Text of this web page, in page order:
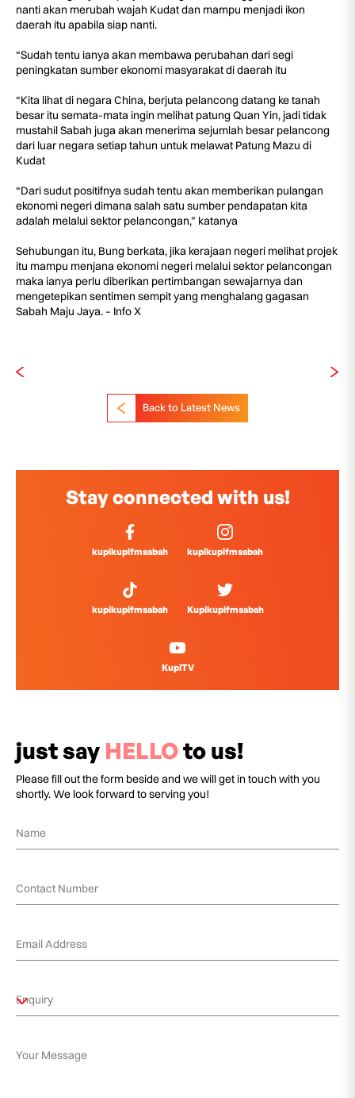
nanti akan merubah wajah Kudat dan mampu menjadi ikon
daerah itu apabila siap nanti.
“Sudah tentu ianya akan membawa perubahan dari segi
peningkatan sumber ekonomi masyarakat di daerah itu
“Kita lihat di negara China, berjuta pelancong datang ke tanah
besar itu semata-mata ingin melihat patung Quan Yin, jadi tidak
mustahil Sabah juga akan menerima sejumlah besar pelancong
dari luar negara setiap tahun untuk melawat Patung Mazu di
Kudat
“Dari sudut positifnya sudah tentu akan memberikan pulangan
ekonomi negeri dimana salah satu sumber pendapatan kita
adalah melalui sektor pelancongan,” katanya
Sehubungan itu, Bung berkata, jika kerajaan negeri melihat projek
itu mampu menjana ekonomi negeri melalui sektor pelancongan
maka ianya perlu diberikan pertimbangan sewajarnya dan
mengetepikan sentimen sempit yang menghalang gagasan
Sabah Maju Jaya. – Info X
Back to Latest News
Stay connected with us!
kupikupifmsabah kupikupifmsabah
kupikupifmsabah Kupikupifmsabah
KupiTV
just say HELLOto us!
Please fill out the form beside and we will get in touch with you
shortly. We look forward to serving you!